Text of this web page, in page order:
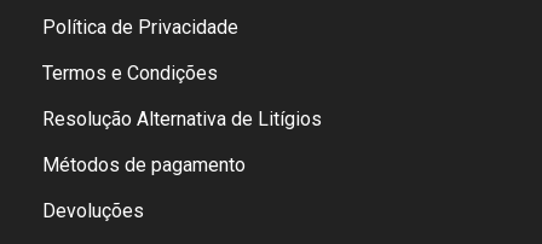
Política de Privacidade
Termos e Condições
Resolução Alternativa de Litígios
Métodos de pagamento
Devoluções